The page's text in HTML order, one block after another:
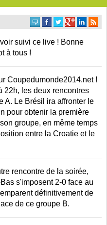
suivi ce live ! Bonne
à tous !
Coupedumonde2014.net !
22h, les deux rencontres
A. Le Brésil ira affronter le
pour obtenir la première
groupe, en même temps
entre la Croatie et le
rencontre de la soirée,
s'imposent 2-0 face au
définitivement de
de ce groupe B.